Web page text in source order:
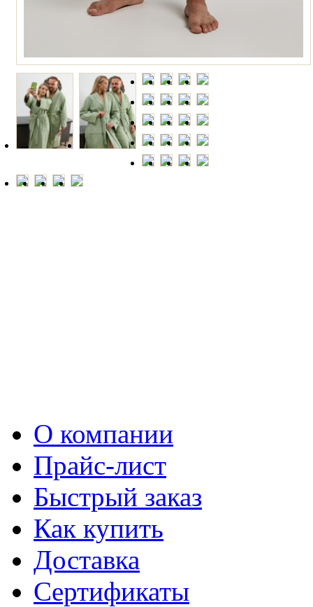
О компании
Прайс-лист
Быстрый заказ
Как купить
Доставка
Сертификаты